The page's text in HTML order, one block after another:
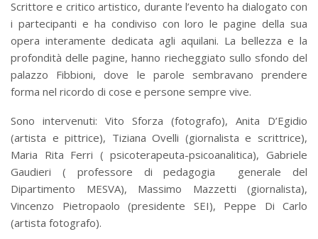
Scrittore e critico artistico, durante l’evento ha dialogato con
i partecipanti e ha condiviso con loro le pagine della sua
opera interamente dedicata agli aquilani. La bellezza e la
profondità delle pagine, hanno riecheggiato sullo sfondo del
palazzo Fibbioni, dove le parole sembravano prendere
forma nel ricordo di cose e persone sempre vive.
Sono intervenuti: Vito Sforza (fotografo), Anita D’Egidio
(artista e pittrice), Tiziana Ovelli (giornalista e scrittrice),
Maria Rita Ferri ( psicoterapeuta-psicoanalitica), Gabriele
Gaudieri ( professore di pedagogia generale del
Dipartimento MESVA), Massimo Mazzetti (giornalista),
Vincenzo Pietropaolo (presidente SEI), Peppe Di Carlo
(artista fotografo).